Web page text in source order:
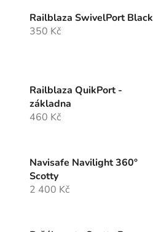
Railblaza SwivelPort Black
350 Kč
Railblaza QuikPort -
základna
460 Kč
Navisafe Navilight 360°
Scotty
2 400 Kč